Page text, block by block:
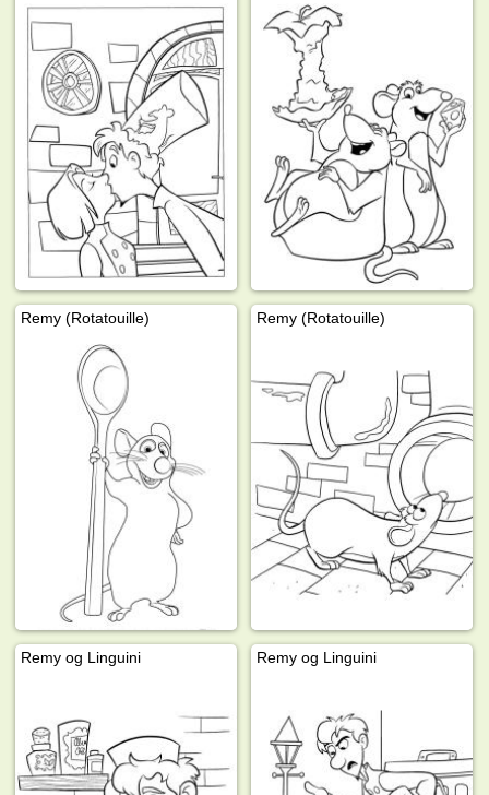
Remy (Rotatouille) Remy (Rotatouille)
Remy og Linguini Remy og Linguini